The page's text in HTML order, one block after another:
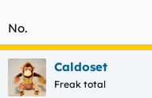
reloj.
No.
Caldoset
Freak total